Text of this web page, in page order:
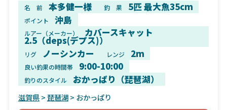
名 前 本多健一様 釣 果 5匹 最大魚35cm
ポイント 沖島
ルアー（メーカー） カバースキャット
2.5（deps(デプス)）
リグ ノーシンカー レンジ 2m
良い釣果の時間帯 9:00-10:00
釣りのスタイル おかっぱり（琵琶湖）
滋賀県>琵琶湖> おかっぱり